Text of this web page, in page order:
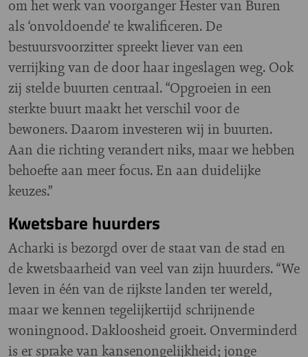
om het werk van voorganger Hester van Buren
als ‘onvoldoende’ te kwalificeren. De
bestuursvoorzitter spreekt liever van een
verrijking van de door haar ingeslagen weg. Ook
zij stelde buurten centraal. “Opgroeien in een
sterkte buurt maakt het verschil voor de
bewoners. Daarom investeren wij in buurten.
Aan die richting verandert niks, maar we hebben
behoefte aan meer focus. En aan duidelijke
keuzes.”
Kwetsbare huurders
Acharki is bezorgd over de staat van de stad en
de kwetsbaarheid van veel van zijn huurders. “We
leven in één van de rijkste landen ter wereld,
maar we kennen tegelijkertijd schrijnende
woningnood. Dakloosheid groeit. Onverminderd
is er sprake van kansenongelijkheid; jonge